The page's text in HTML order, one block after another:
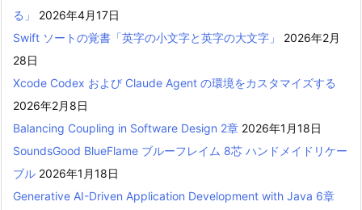
る」
2026年4月17日
Swift ソートの覚書「英字の小文字と英字の大文字」
2026年2月
28日
Xcode Codex および Claude Agent の環境をカスタマイズする
2026年2月8日
Balancing Coupling in Software Design 2章 2026年1月18日
SoundsGood BlueFlame ブルーフレイム 8芯 ハンドメイドリケー
ブル 2026年1月18日
Generative AI-Driven Application Development with Java 6章